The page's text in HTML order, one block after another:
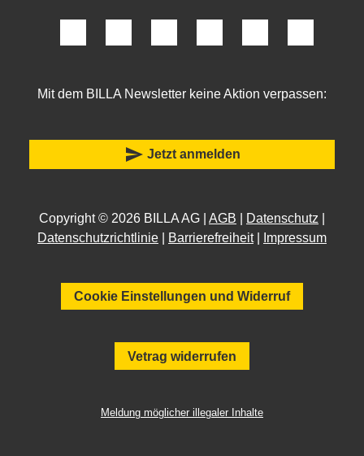
Mit dem BILLA Newsletter keine Aktion verpassen:
send Jetzt anmelden
Copyright © 2026 BILLA AG | AGB Datenschutz
Datenschutzrichtlinie
Barrierefreiheit| Impressum
Cookie Einstellungen und Widerruf
Vetrag widerrufen
Meldung möglicher illegaler Inhalte